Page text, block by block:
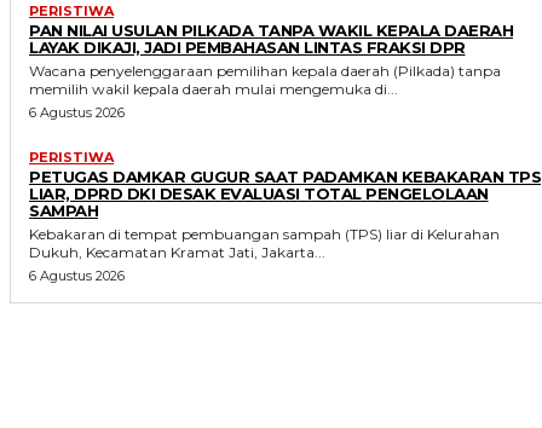
PERISTIWA
PAN NILAI USULAN PILKADA TANPA WAKIL KEPALA DAERAH
LAYAK DIKAJI, JADI PEMBAHASAN LINTAS FRAKSI DPR
Wacana penyelenggaraan pemilihan kepala daerah (Pilkada) tanpa
memilih wakil kepala daerah mulai mengemuka di...
6 Agustus 2026
PERISTIWA
PETUGAS DAMKAR GUGUR SAAT PADAMKAN KEBAKARAN TPS
LIAR, DPRD DKI DESAK EVALUASI TOTAL PENGELOLAAN
SAMPAH
Kebakaran di tempat pembuangan sampah (TPS) liar di Kelurahan
Dukuh, Kecamatan Kramat Jati, Jakarta...
6 Agustus 2026